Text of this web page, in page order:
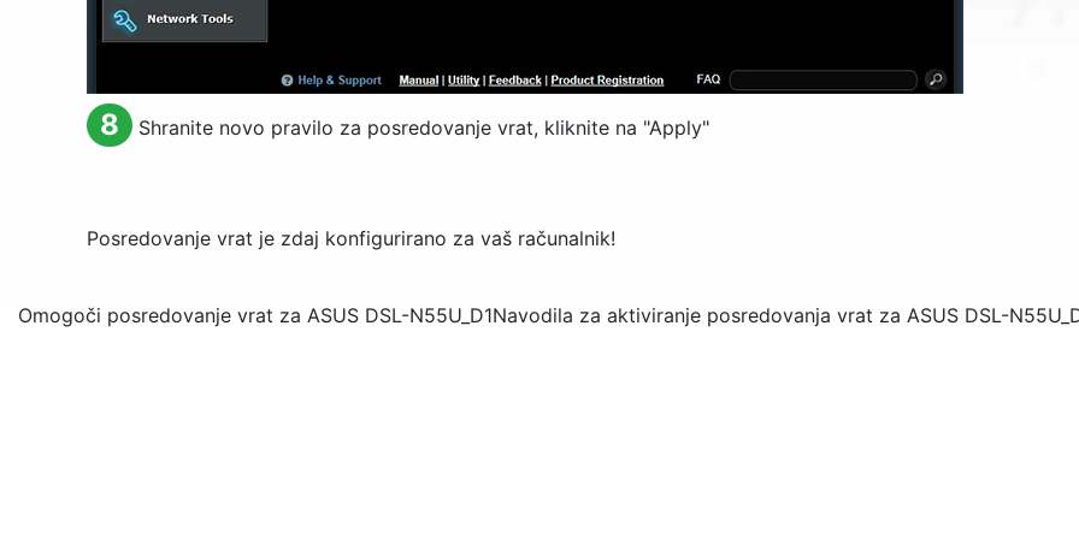
8 Shranite novo pravilo za posredovanje vrat, kliknite na "Apply"
Posredovanje vrat je zdaj konfigurirano za vaš računalnik!
Omogoči posredovanje vrat za ASUS DSL-N55U_D1Navodila za aktiviranje posredovanja vrat za ASUS DSL-